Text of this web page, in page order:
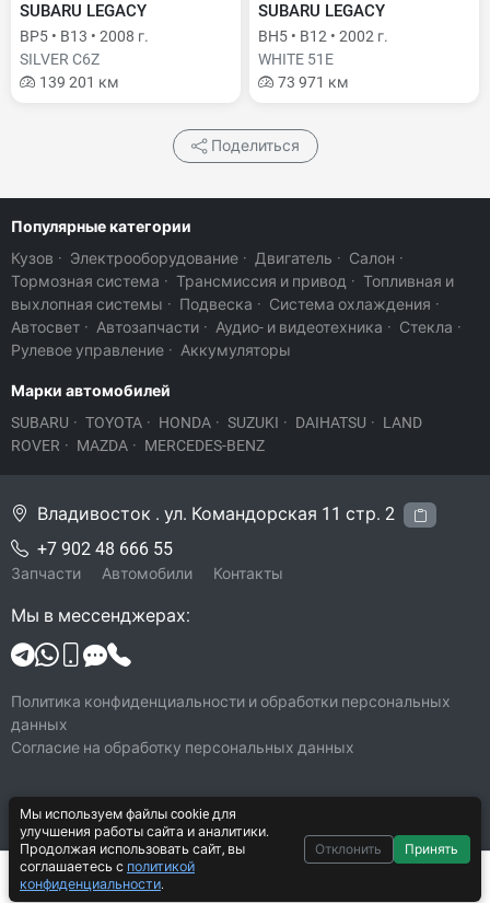
SUBARU LEGACY
BP5 • B13 • 2008 г.
SILVER C6Z
139 201 км
SUBARU LEGACY
BH5 • B12 • 2002 г.
WHITE 51E
73 971 км
1 000 ₽
Поделиться
Популярные категории
Кузов · Электрооборудование · Двигатель · Салон ·
Тормозная система · Трансмиссия и привод · Топливная и
выхлопная системы · Подвеска · Система охлаждения ·
Автосвет · Автозапчасти · Аудио- и видеотехника · Стекла ·
Рулевое управление · Аккумуляторы
Марки автомобилей
SUBARU · TOYOTA · HONDA · SUZUKI · DAIHATSU · LAND
ROVER · MAZDA · MERCEDES-BENZ
© 2026 Legacy-VL
Все права защищены
Система CarYard 2017–2026
Владивосток . ул. Командорская 11 стр. 2
+7 902 48 666 55
Запчасти Автомобили Контакты
Мы в мессенджерах:
Политика конфиденциальности и обработки персональных
данных
Согласие на обработку персональных данных
Мы используем файлы cookie для
улучшения работы сайта и аналитики.
Продолжая использовать сайт, вы
соглашаетесь с политикой
конфиденциальности.
Отклонить Принять